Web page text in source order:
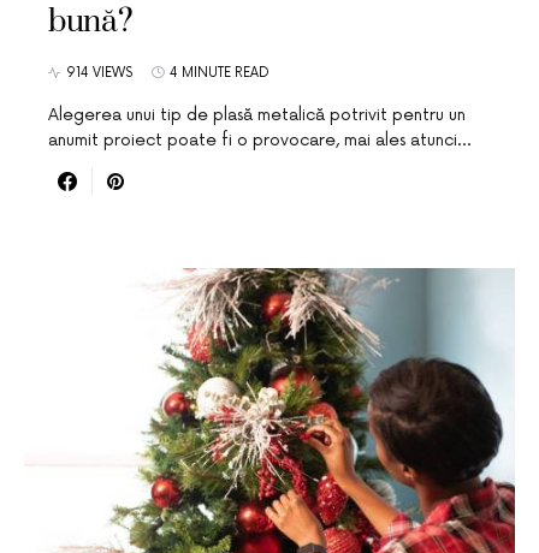
bună?
914 VIEWS 4 MINUTE READ
Alegerea unui tip de plasă metalică potrivit pentru un
anumit proiect poate fi o provocare, mai ales atunci…